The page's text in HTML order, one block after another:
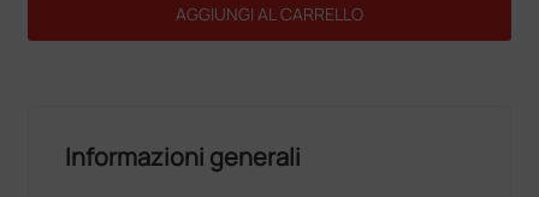
AGGIUNGI AL CARRELLO
Informazioni generali